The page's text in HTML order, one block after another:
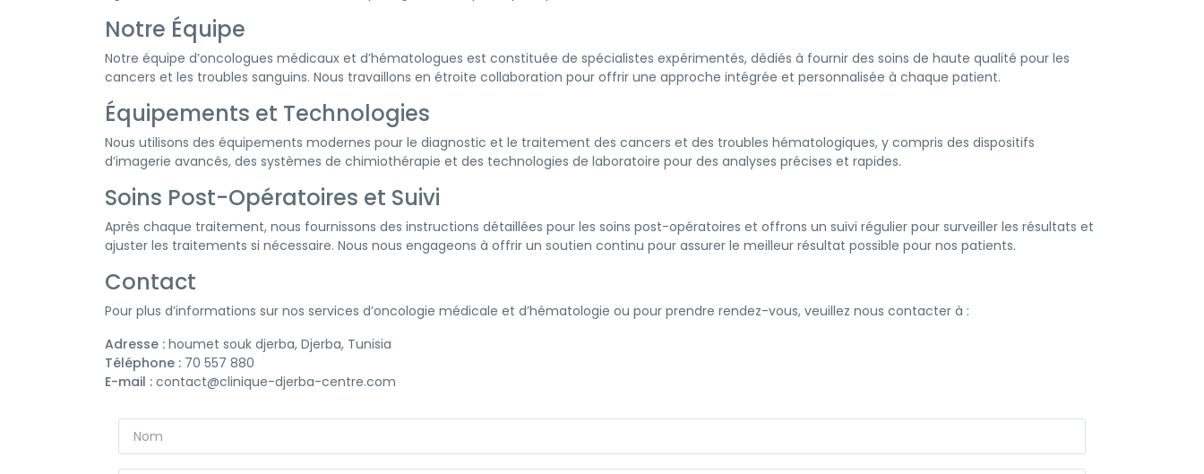
Notre Équipe
Notre équipe d’oncologues médicaux et d’hématologues est constituée de spécialistes expérimentés, dédiés à fournir des soins de haute qualité pour les
cancers et les troubles sanguins. Nous travaillons en étroite collaboration pour offrir une approche intégrée et personnalisée à chaque patient.
Équipements et Technologies
Nous utilisons des équipements modernes pour le diagnostic et le traitement des cancers et des troubles hématologiques, y compris des dispositifs
d’imagerie avancés, des systèmes de chimiothérapie et des technologies de laboratoire pour des analyses précises et rapides.
Soins Post-Opératoires et Suivi
Après chaque traitement, nous fournissons des instructions détaillées pour les soins post-opératoires et offrons un suivi régulier pour surveiller les résultats et
ajuster les traitements si nécessaire. Nous nous engageons à offrir un soutien continu pour assurer le meilleur résultat possible pour nos patients.
Contact
Pour plus d’informations sur nos services d’oncologie médicale et d’hématologie ou pour prendre rendez-vous, veuillez nous contacter à :
Adresse : houmet souk djerba, Djerba, Tunisia
Téléphone : 70 557 880
E-mail : contact@clinique-djerba-centre.com